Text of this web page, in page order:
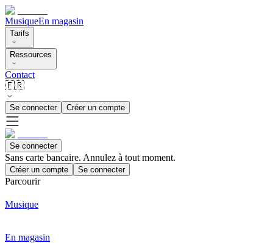
MusiqueEn magasin
Tarifs
Ressources
Contact
🇫🇷
Se connecter Créer un compte
Se connecter
Sans carte bancaire. Annulez à tout moment.
Créer un compte Se connecter
Parcourir
Musique
En magasin